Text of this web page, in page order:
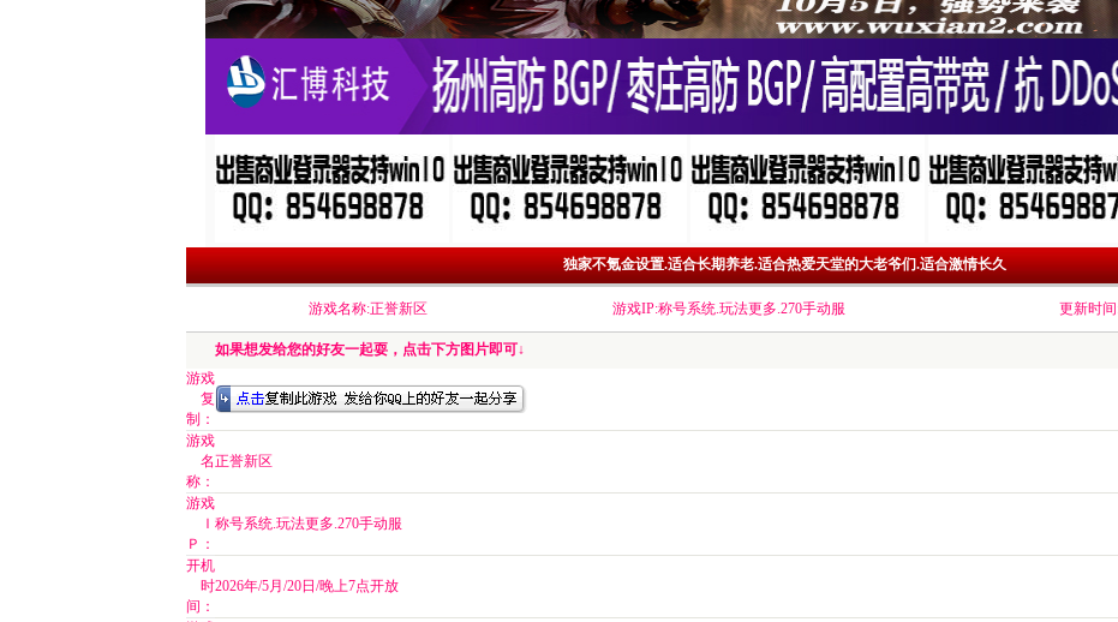
独家不氪金设置.适合长期养老.适合热爱天堂的大老爷们.适合激情长久
游戏名称:正誉新区 游戏IP:称号系统.玩法更多.270手动服 更新时间
如果想发给您的好友一起耍，点击下方图片即可↓
游戏
复
制：
游戏
名
称：
正誉新区
游戏
Ｉ
Ｐ：
称号系统.玩法更多.270手动服
开机
时
间：
2026年/5月/20日/晚上7点开放